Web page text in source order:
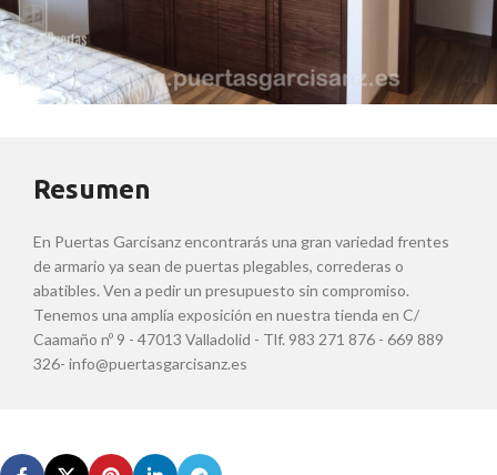
Resumen
En Puertas Garcisanz encontrarás una gran variedad frentes
de armario ya sean de puertas plegables, correderas o
abatibles. Ven a pedir un presupuesto sin compromiso.
Tenemos una amplía exposición en nuestra tienda en C/
Caamaño nº 9 - 47013 Valladolid - Tlf. 983 271 876 - 669 889
326- info@puertasgarcisanz.es